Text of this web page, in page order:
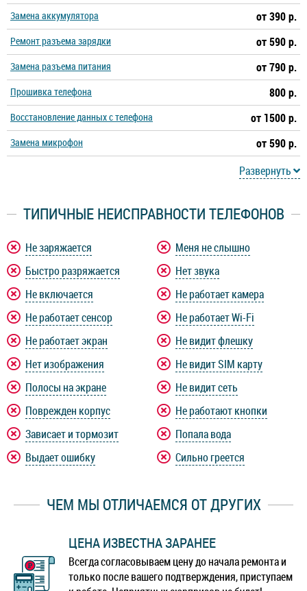
Замена аккумулятора от 390 р.
Ремонт разъема зарядки от 590 р.
Замена разъема питания от 790 р.
Прошивка телефона 800 р.
Восстановление данных с телефона от 1500 р.
Замена микрофон
от 590 р.
Развернуть
ТИПИЧНЫЕ НЕИСПРАВНОСТИ ТЕЛЕФОНОВ
Не заряжается
Быстро разряжается
Не включается
Не работает сенсор
Не работает экран
Нет изображения
Полосы на экране
Поврежден корпус
Зависает и тормозит
Выдает ошибку
Меня не слышно
Нет звука
Не работает камера
Не работает Wi-Fi
Не видит флешку
Не видит SIM карту
Не видит сеть
Не работают кнопки
Попала вода
Сильно греется
ЧЕМ МЫ ОТЛИЧАЕМСЯ ОТ ДРУГИХ
ЦЕНА ИЗВЕСТНА ЗАРАНЕЕ
Всегда согласовываем цену до начала ремонта и
только после вашего подтверждения, приступаем